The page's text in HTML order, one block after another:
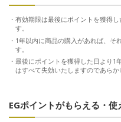
有効期限は最後にポイントを獲得
す。
1年以内に商品の購入があれば、そ
す。
最後にポイントを獲得した日より1
はすべて失効いたしますのであらか
EGポイントがもらえる・